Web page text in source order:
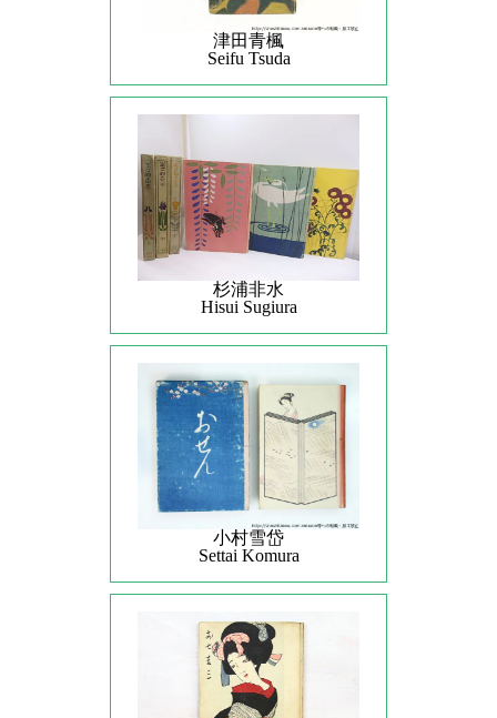
津田青楓
Seifu Tsuda
杉浦非水
Hisui Sugiura
小村雪岱
Settai Komura